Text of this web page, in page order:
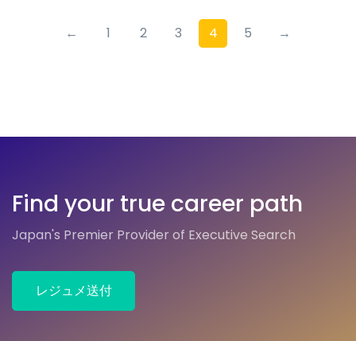
← 1 2 3 4 5 →
Find your true career path
Japan's Premier Provider of Executive Search
レジュメ送付